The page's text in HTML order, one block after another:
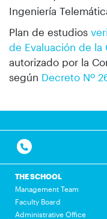
Ingeniería
Plan de estudios
de Evaluación de la
autorizado por la
según Decreto Nº
THE SCHOOL
Management Team
Faculty Board
Administrative Office